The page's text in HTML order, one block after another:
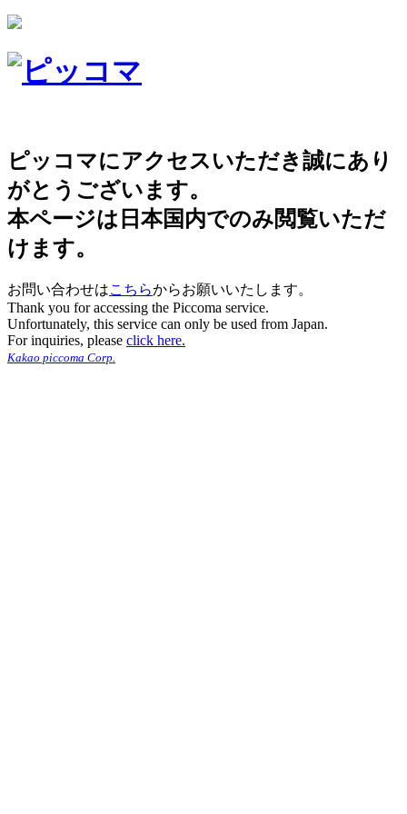
ピッコマにアクセスいただき誠にあり
がとうございます。
本ページは日本国内でのみ閲覧いただ
けます。
お問い合わせはこちらからお願いいたします。
Thank you for accessing the Piccoma service.
Unfortunately, this service can only be used from Japan.
For inquiries, please click here.
Kakao piccoma Corp.